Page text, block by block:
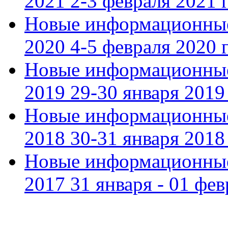
Новые
2020 4-5 февраля 2020
Новые
2019 29-30 января 2019
Новые
2018 30-31 января 2018
Новые
2017 31 января - 01